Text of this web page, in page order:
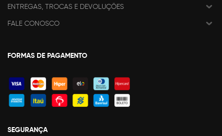
ENTREGAS, TROCAS E DEVOLUÇÕES
FALE CONOSCO
FORMAS DE PAGAMENTO
SEGURANÇA